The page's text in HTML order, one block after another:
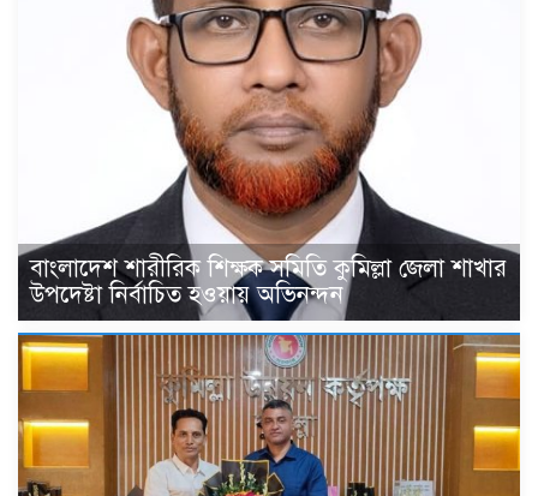
বাংলাদেশ শারীরিক শিক্ষক সমিতি কুমিল্লা জেলা শাখার
উপদেষ্টা নির্বাচিত হওয়ায় অভিনন্দন